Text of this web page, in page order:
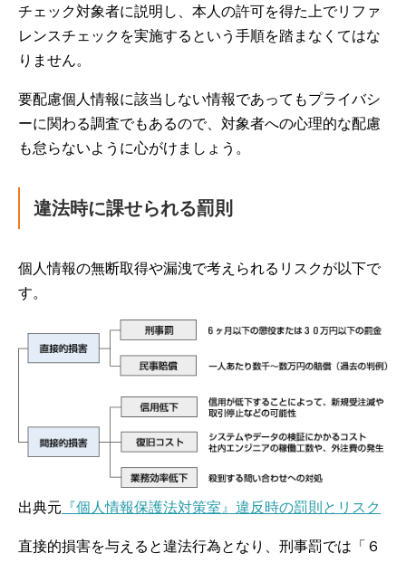
チェック対象者に説明し、本人の許可を得た上でリファ
レンスチェックを実施するという手順を踏まなくてはな
りません。
要配慮個人情報に該当しない情報であってもプライバシ
ーに関わる調査でもあるので、対象者への心理的な配慮
も怠らないように心がけましょう。
違法時に課せられる罰則
個人情報の無断取得や漏洩で考えられるリスクが以下で
す。
出典元 『個人情報保護法対策室』違反時の罰則とリスク
直接的損害を与えると違法行為となり、刑事罰では「６